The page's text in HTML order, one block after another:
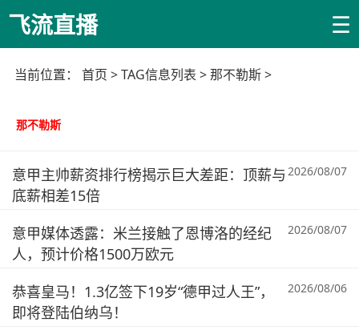
飞流直播 ☰
当前位置： 首页 > TAG信息列表 > 那不勒斯 >
那不勒斯
意甲主帅薪资排行榜揭示巨大差距：顶薪与
底薪相差15倍
2026/08/07
意甲媒体透露：米兰接触了恩博洛的经纪
人，预计价格1500万欧元
2026/08/07
恭喜皇马！1.3亿签下19岁“德甲过人王”，
即将登陆伯纳乌！
2026/08/06